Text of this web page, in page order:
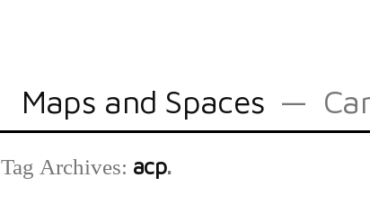
Maps and Spaces
Tag Archives: acp